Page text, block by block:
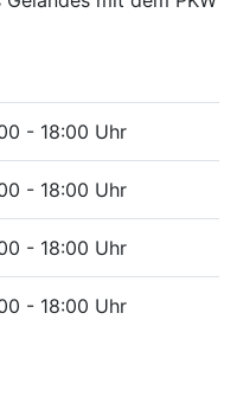
- 18:00 Uhr
- 18:00 Uhr
- 18:00 Uhr
- 18:00 Uhr